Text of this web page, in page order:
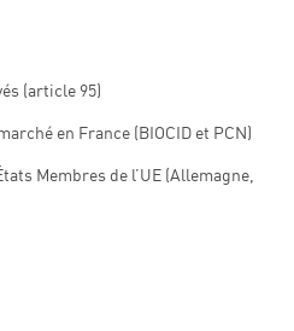
(article 95)
en France (BIOCID et PCN)
Membres de l’UE (Allemagne,